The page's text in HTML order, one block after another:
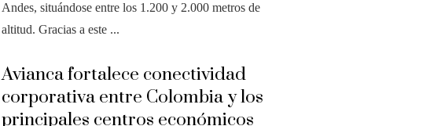
Andes, situándose entre los 1.200 y 2.000 metros de
altitud. Gracias a este ...
Avianca fortalece conectividad
corporativa entre Colombia y los
principales centros económicos